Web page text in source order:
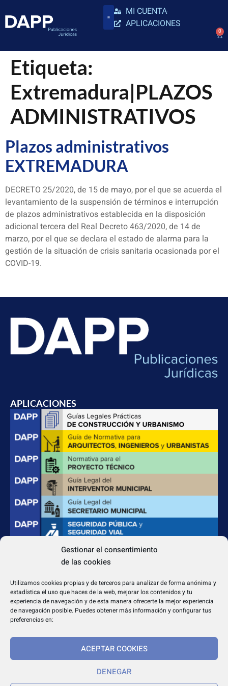
Gestionar el consentimiento
de las cookies
Utilizamos cookies propias y de terceros para analizar de forma anónima y
estadística el uso que haces de la web, mejorar los contenidos y tu
experiencia de navegación y de esta manera ofrecerte la mejor experiencia
de navegación posible. Puedes obtener más información y configurar tus
preferencias en:
ACEPTAR COOKIES
DENEGAR
MI CUENTA
APLICACIONES
0
Etiqueta:
Extremadura|PLAZOS
ADMINISTRATIVOS
Plazos administrativos
EXTREMADURA
DECRETO 25/2020, de 15 de mayo, por el que se acuerda el
levantamiento de la suspensión de términos e interrupción
de plazos administrativos establecida en la disposición
adicional tercera del Real Decreto 463/2020, de 14 de
marzo, por el que se declara el estado de alarma para la
gestión de la situación de crisis sanitaria ocasionada por el
COVID-19.
APLICACIONES
dapp@dappeditorial.es
TEXTOS LEGALES